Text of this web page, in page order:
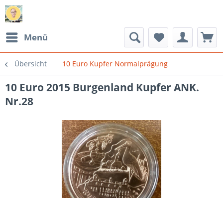
Menü
Übersicht 10 Euro Kupfer Normalprägung
10 Euro 2015 Burgenland Kupfer ANK.
Nr.28